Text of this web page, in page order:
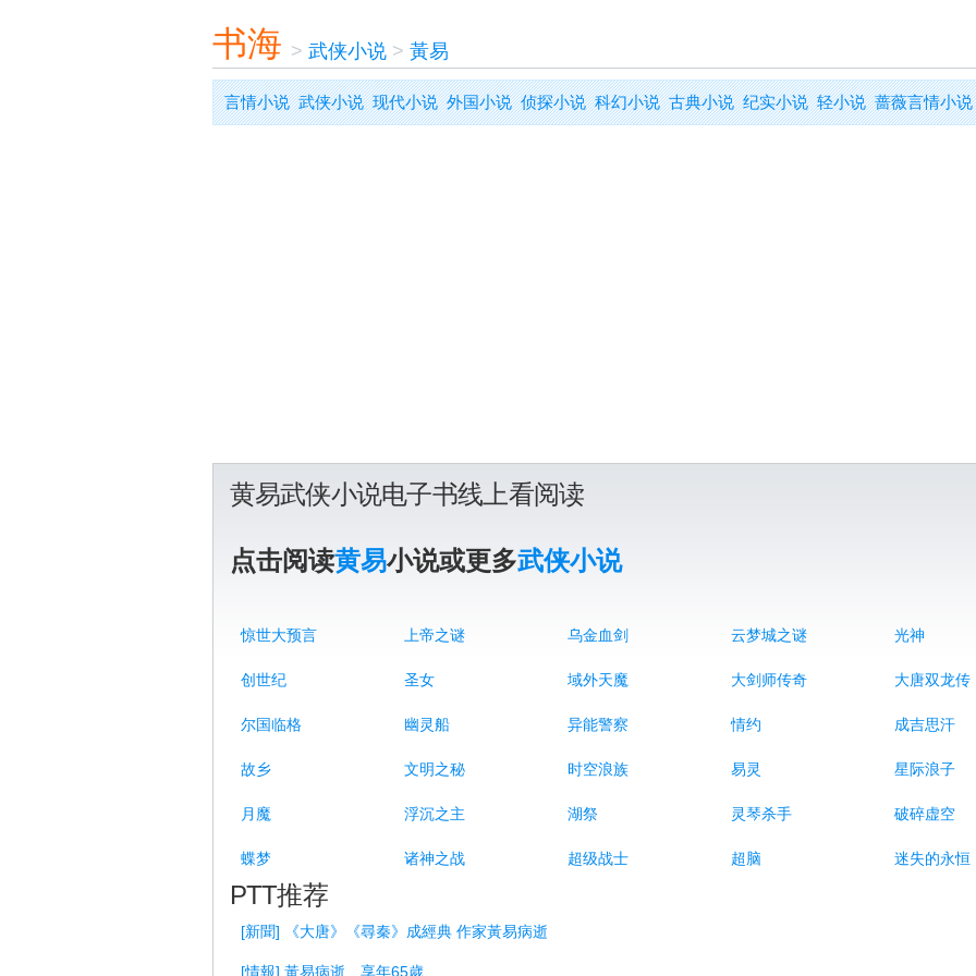
书海 > 武侠小说> 黃易
言情小说 武侠小说 现代小说 外国小说 侦探小说 科幻小说 古典小说 纪实小说 轻小说 蔷薇言情小说
黄易武侠小说电子书线上看阅读
点击阅读黄易小说或更多武侠小说
惊世大预言 上帝之谜 乌金血剑 云梦城之谜 光神
创世纪 圣女 域外天魔 大剑师传奇 大唐双龙传
尔国临格 幽灵船 异能警察 情约 成吉思汗
故乡 文明之秘 时空浪族 易灵 星际浪子
月魔 浮沉之主 湖祭 灵琴杀手 破碎虚空
蝶梦 诸神之战 超级战士 超脑 迷失的永恒
PTT推荐
[新聞] 《大唐》《尋秦》成經典 作家黃易病逝
[情報] 黃易病逝 享年65歲